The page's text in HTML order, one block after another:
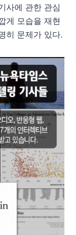
사에 관한 관심
게 모습을 재현
히 문제가 있다.